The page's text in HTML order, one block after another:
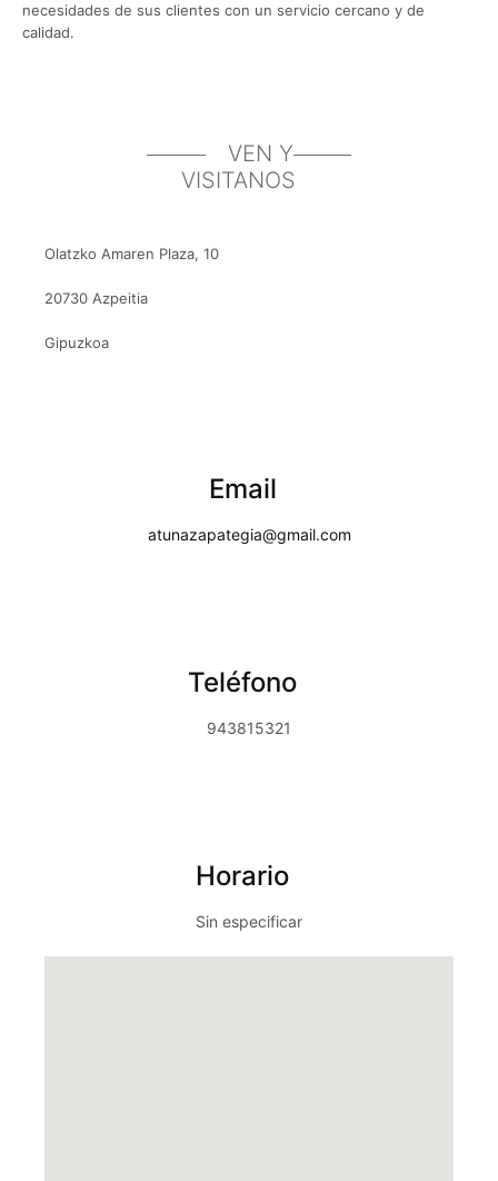
necesidades de sus clientes con un servicio cercano y de
calidad.
VEN Y
VISITANOS
Olatzko Amaren Plaza, 10
20730 Azpeitia
Gipuzkoa
Email
atunazapategia@gmail.com
Teléfono
943815321
Horario
Sin especificar